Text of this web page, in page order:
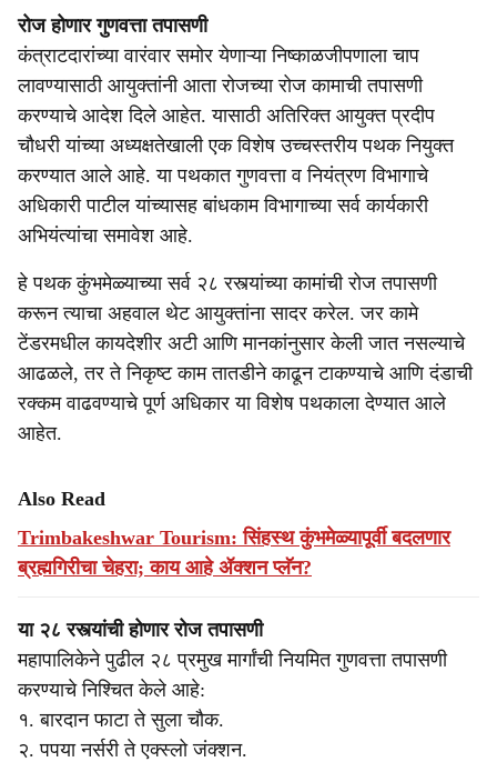
रोज होणार गुणवत्ता तपासणी
कंत्राटदारांच्या वारंवार समोर येणाऱ्या निष्काळजीपणाला चाप
लावण्यासाठी आयुक्तांनी आता रोजच्या रोज कामाची तपासणी
करण्याचे आदेश दिले आहेत. यासाठी अतिरिक्त आयुक्त प्रदीप
चौधरी यांच्या अध्यक्षतेखाली एक विशेष उच्चस्तरीय पथक नियुक्त
करण्यात आले आहे. या पथकात गुणवत्ता व नियंत्रण विभागाचे
अधिकारी पाटील यांच्यासह बांधकाम विभागाच्या सर्व कार्यकारी
अभियंत्यांचा समावेश आहे.
हे पथक कुंभमेळ्याच्या सर्व २८ रस्त्यांच्या कामांची रोज तपासणी
करून त्याचा अहवाल थेट आयुक्तांना सादर करेल. जर कामे
टेंडरमधील कायदेशीर अटी आणि मानकांनुसार केली जात नसल्याचे
आढळले, तर ते निकृष्ट काम तातडीने काढून टाकण्याचे आणि दंडाची
रक्कम वाढवण्याचे पूर्ण अधिकार या विशेष पथकाला देण्यात आले
आहेत.
Also Read
Trimbakeshwar Tourism: सिंहस्थ कुंभमेळ्यापूर्वी बदलणार
ब्रह्मगिरीचा चेहरा; काय आहे ॲक्शन प्लॅन?
या २८ रस्त्यांची होणार रोज तपासणी
महापालिकेने पुढील २८ प्रमुख मार्गांची नियमित गुणवत्ता तपासणी
करण्याचे निश्चित केले आहे:
१. बारदान फाटा ते सुला चौक.
२. पपया नर्सरी ते एक्स्लो जंक्शन.